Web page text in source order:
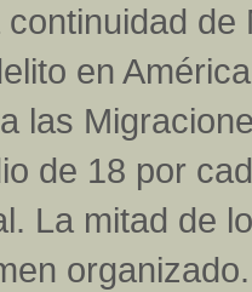
en
las
de 18 por
La mitad de